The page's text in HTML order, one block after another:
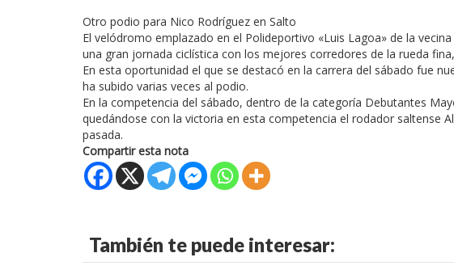
Otro podio para Nico Rodríguez en Salto
El velódromo emplazado en el Polideportivo «Luis Lagoa» de la
una gran jornada ciclística con los mejores corredores de la rueda
En esta oportunidad el que se destacó en la carrera del sábado fue
ha subido varias veces al podio.
En la competencia del sábado, dentro de la categoría Debutantes
quedándose con la victoria en esta competencia el rodador saltense
pasada.
Compartir esta nota
También te puede interesar: